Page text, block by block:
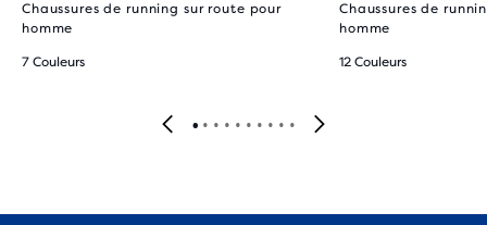
Chaussures de running sur route pour
homme
7 Couleurs
Chaussures de
homme
12 Couleurs